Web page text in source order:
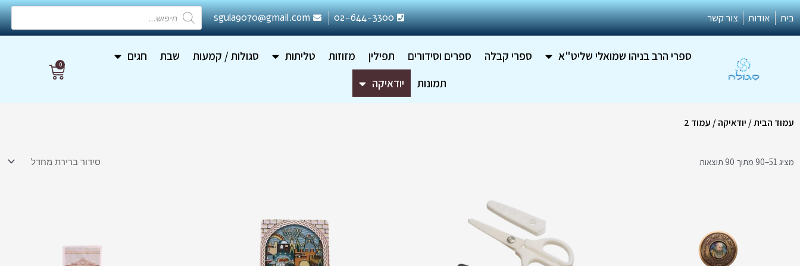
דילוג
לתוכן
בית אודות צור קשר 02-644-3300
sgula9070@gmail.com
Products
search
ספרי הרב בניהו שמואלי שליט"א ספרי קבלה ספרים וסידורים תפילין מזוזות טליתות סגולות / קמעות שבת
חגים
תמונות
יודאיקה
0 עגלת
עמוד הבית/ יודאיקה/ עמוד 2
מציג 51–90 מתוך 90 תוצאות